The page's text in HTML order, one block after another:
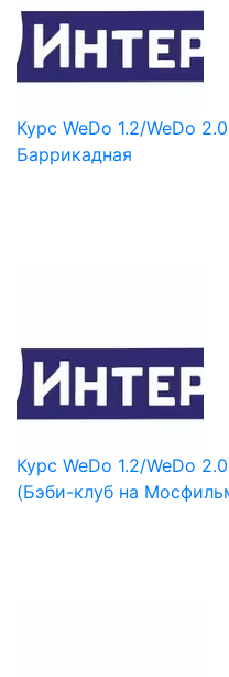
Курс WeDo 1.2/WeDo
Баррикадная
Курс WeDo 1.2/WeDo
(Бэби-клуб на